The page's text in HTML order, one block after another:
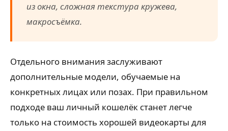
из окна, сложная текстура кружева,
макросъёмка.
Отдельного внимания заслуживают
дополнительные модели, обучаемые на
конкретных лицах или позах. При правильном
подходе ваш личный кошелёк станет легче
только на стоимость хорошей видеокарты для